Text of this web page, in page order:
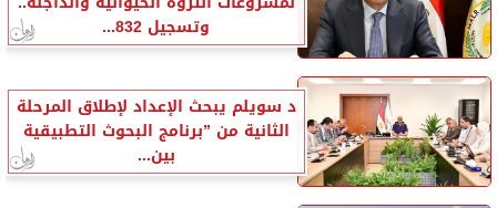
وتسجيل 832...
د سويلم يبحث الإعداد لإطلاق المرحلة
الثانية من ”برنامج البحوث التطبيقية
بين...